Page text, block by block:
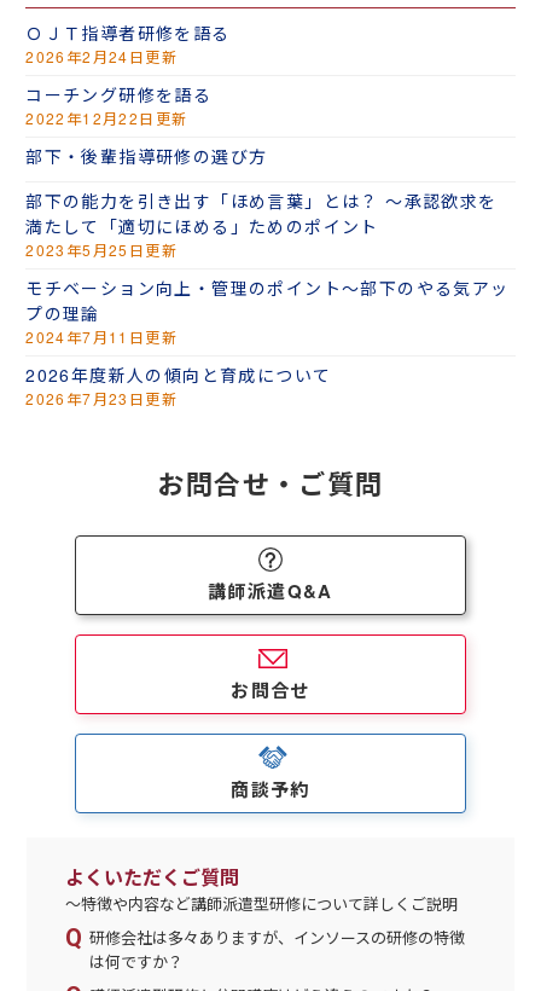
ＯＪＴ指導者研修を語る
2026年2月24日更新
コーチング研修を語る
2022年12月22日更新
部下・後輩指導研修の選び方
部下の能力を引き出す「ほめ言葉」とは？ ～承認欲求を
満たして「適切にほめる」ためのポイント
2023年5月25日更新
モチベーション向上・管理のポイント～部下のやる気アッ
プの理論
2024年7月11日更新
2026年度新人の傾向と育成について
2026年7月23日更新
お問合せ・ご質問
講師派遣Q&A
お問合せ
商談予約
よくいただくご質問
～特徴や内容など講師派遣型研修について詳しくご説明
研修会社は多々ありますが、インソースの研修の特徴
は何ですか？